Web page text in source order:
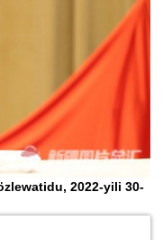
2022-yili 30-